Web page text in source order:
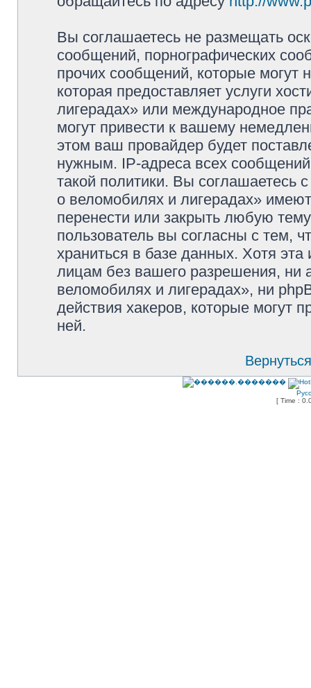
Вы соглашаетесь не размещать
сообщений, порнографических
прочих сообщений, которые могут
которая предоставляет услуги
лигерадах» или международное
могут привести к вашему
этом ваш провайдер будет
нужным. IP-адреса всех
такой политики. Вы
о веломобилях и лигерадах»
перенести или закрыть любую
пользователь вы согласны с тем,
храниться в базе данных. Хотя
лицам без вашего разрешения, ни
веломобилях и лигерадах», ни
действия хакеров, которые могут
ней.
[ Time :